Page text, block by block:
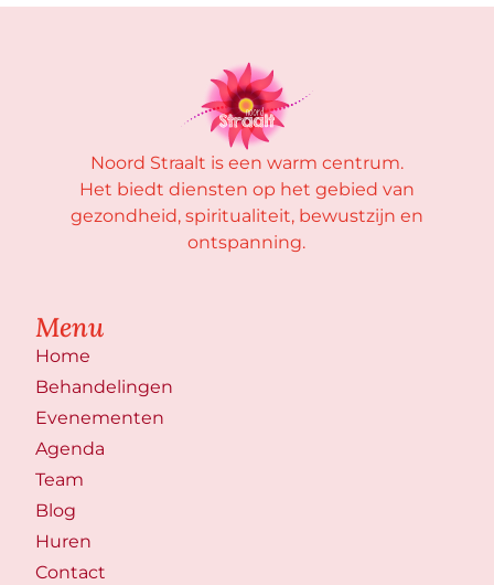
Noord Straalt is een warm centrum.
Het biedt diensten op het gebied van
gezondheid, spiritualiteit, bewustzijn en
ontspanning.
Menu
Home
Behandelingen
Evenementen
Agenda
Team
Blog
Huren
Contact